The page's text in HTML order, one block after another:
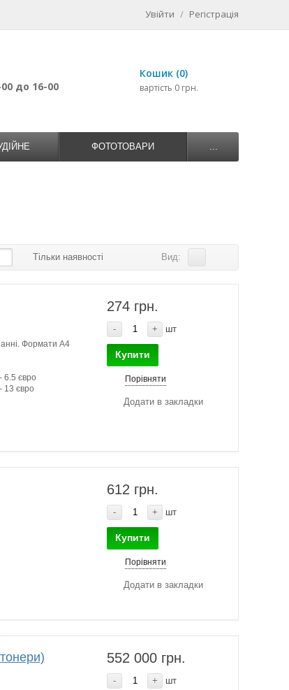
Увійти / Регістрація
до 16-00
Кошик (0)
вартість 0 грн.
ФОТОТОВАРИ ...
Тільки наявності Вид:
Формати А4
6.5 євро
13 євро
274 грн.
- + шт
Купити
Порівняти
Додати в закладки
612 грн.
- + шт
Купити
Порівняти
Додати в закладки
552 000 грн.
- + шт